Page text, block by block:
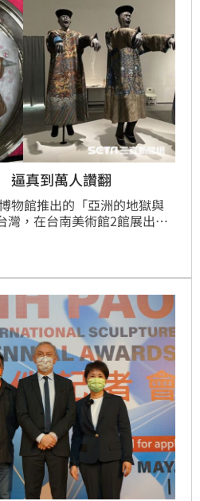
逼真到萬人讚翻
物館推出的「亞洲的地獄與
灣，在台南美術館2館展出，
以「幽靈狩獵」展間所陳列
本身也喜愛鬼怪題材的他，近
敬。成品維妙維肖到讓上萬
「太逼真了」、「太厲害」、